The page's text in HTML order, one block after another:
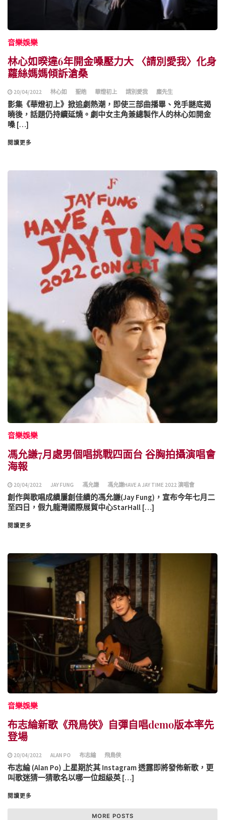
音樂娛樂
林心如暌違6年開金嗓壓力大 〈請別愛我〉化身
蘿絲媽媽傾訴滄桑
20/04/2022 林心如 聖皓 華燈初上 請別愛我 麋先生
影集《華燈初上》掀追劇熱潮，即使三部曲播畢、兇手謎底揭
曉後，話題仍持續延燒。劇中女主角兼總製作人的林心如開金
嗓 […]
閱讀更多
音樂娛樂
馮允謙7月處男個唱挑戰四面台 谷胸拍攝演唱會
海報
20/04/2022 JAY FUNG 馮允謙 馮允謙HAVE A JAY TIME 2022 演唱會
創作與歌唱成績屢創佳績的馮允謙(Jay Fung)，宣布今年七月二
至四日，假九龍灣國際展貿中心StarHall […]
閱讀更多
音樂娛樂
布志綸新歌《飛鳥俠》自彈自唱demo版本率先
登場
20/04/2022 ALAN PO 布志綸 飛鳥俠
布志綸 (Alan Po) 上星期於其 Instagram 透露即將發佈新歌，更
叫歌迷猜一猜歌名以哪一位超級英 […]
閱讀更多
MORE POSTS